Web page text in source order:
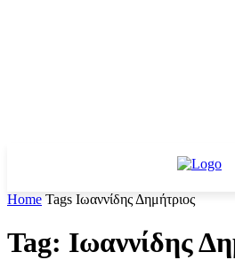
Home Tags Ιωαννίδης Δημήτριος
Tag: Ιωαννίδης